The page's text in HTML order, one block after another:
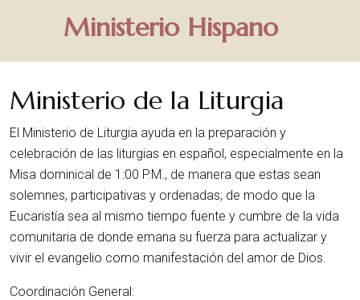
Ministerio Hispano
Ministerio de la Liturgia
El Ministerio de Liturgia ayuda en la preparación y
celebración de las liturgias en español, especialmente en la
Misa dominical de 1:00 P.M., de manera que estas sean
solemnes, participativas y ordenadas; de modo que la
Eucaristía sea al mismo tiempo fuente y cumbre de la vida
comunitaria de donde emana su fuerza para actualizar y
vivir el evangelio como manifestación del amor de Dios.
Coordinación General: